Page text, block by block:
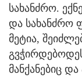
სახანძრო.
და სახანძრო
მეტია,
მანქანებიც